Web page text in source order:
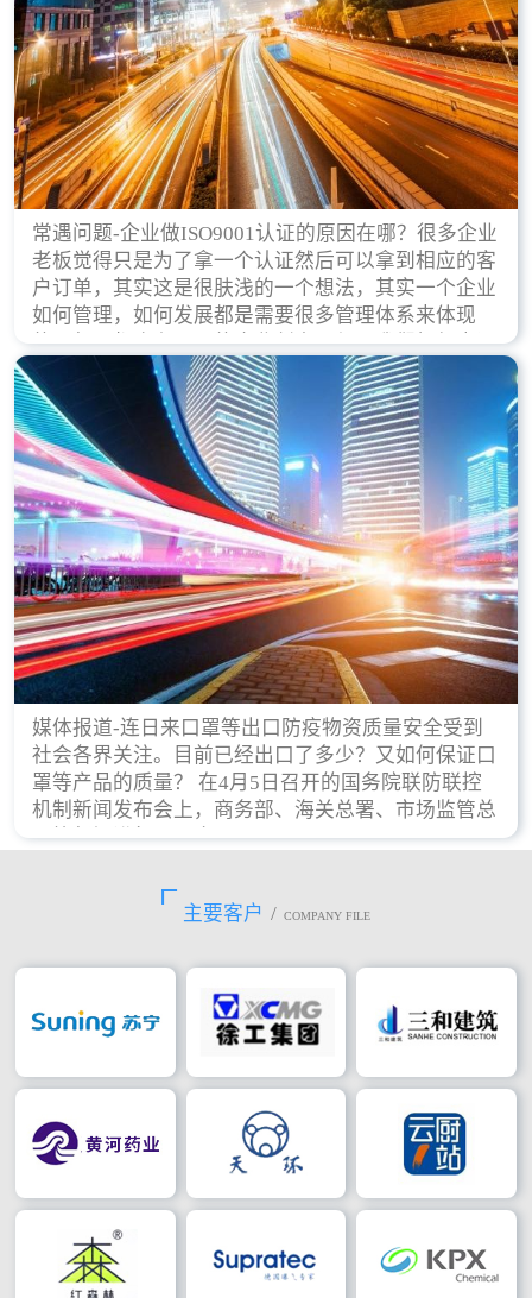
常遇问题-企业做ISO9001认证的原因在哪？很多企业
老板觉得只是为了拿一个认证然后可以拿到相应的客
户订单，其实这是很肤浅的一个想法，其实一个企业
如何管理，如何发展都是需要很多管理体系来体现
的，每天都会有不同的企业创立，但是我们如何去证
实一个企业的合法，有质量保证了？这就是ISO9001
认证体现价值的时候，那么键锋小编就来细说下企业
做ISO9001认证的根本原因。
媒体报道-连日来口罩等出口防疫物资质量安全受到
社会各界关注。目前已经出口了多少？又如何保证口
罩等产品的质量？ 在4月5日召开的国务院联防联控
机制新闻发布会上，商务部、海关总署、市场监管总
局等部门进行了回应。
主要客户 / COMPANY FILE